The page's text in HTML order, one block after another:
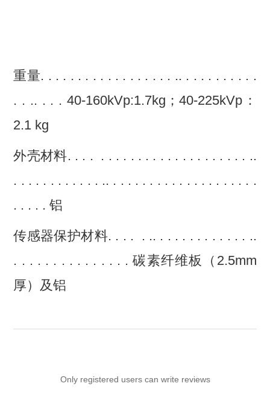
重量. . . . . . . . . . . . . . . . . . .. . . . . . . . . . .
. . .. . . . 40-160kVp:1.7kg；40-225kVp：
2.1 kg
外壳材料. . . . . . . . . . . . . . . . . . . . . . . . ..
. . . . . . . . . . . . .. . . . . . . . . . . . . . . . . . . . .
. . . . . 铝
传感器保护材料. . . . . .. . . . . . . . . . . . . ..
. . . . . . . . . . . . . . . 碳素纤维板（2.5mm
厚）及铝
Only registered users can write reviews